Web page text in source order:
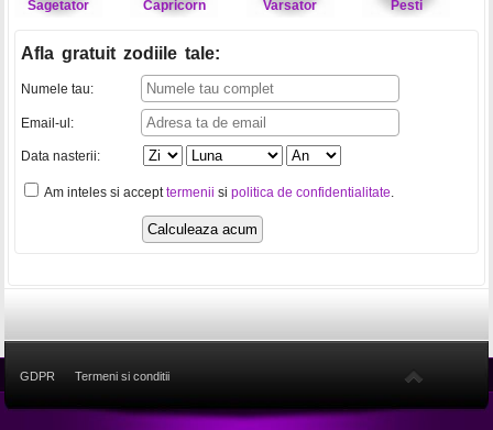
Sagetator Capricorn Varsator Pesti
Afla gratuit zodiile tale:
Numele tau:
Email-ul:
Data nasterii:
Am inteles si accepttermenii si politica de confidentialitate.
GDPR Termeni si conditii